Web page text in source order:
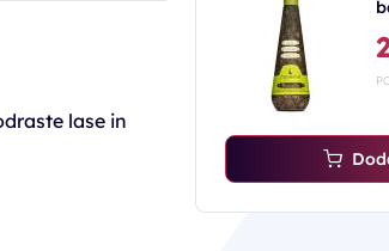
lase in